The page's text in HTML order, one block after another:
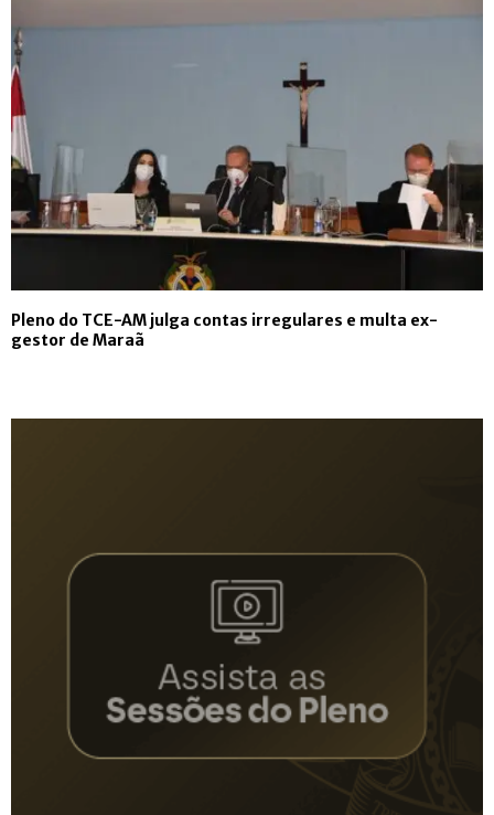
Pleno do TCE-AM julga contas irregulares e multa ex-
gestor de Maraã